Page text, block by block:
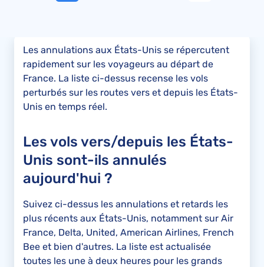
Les annulations aux États-Unis se répercutent
rapidement sur les voyageurs au départ de
France. La liste ci-dessus recense les vols
perturbés sur les routes vers et depuis les États-
Unis en temps réel.
Les vols vers/depuis les États-
Unis sont-ils annulés
aujourd'hui ?
Suivez ci-dessus les annulations et retards les
plus récents aux États-Unis, notamment sur Air
France, Delta, United, American Airlines, French
Bee et bien d'autres. La liste est actualisée
toutes les une à deux heures pour les grands